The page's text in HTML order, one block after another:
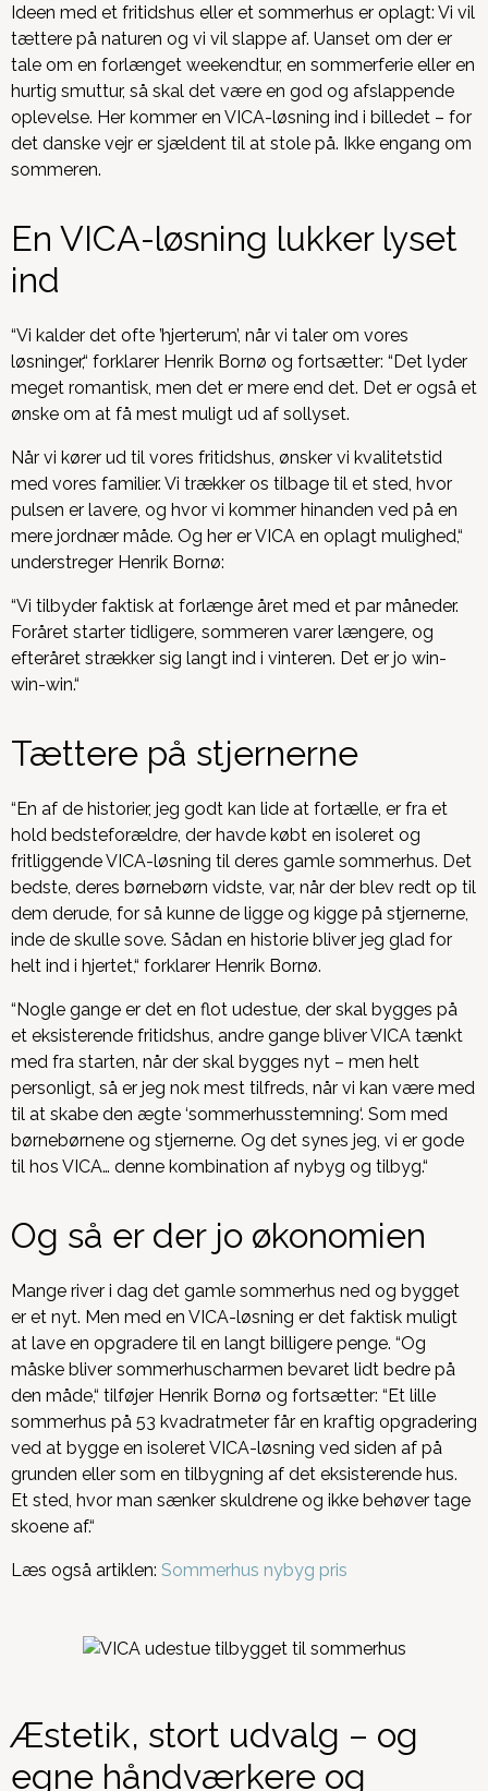
Ideen med et fritidshus eller et sommerhus er oplagt: Vi vil
tættere på naturen og vi vil slappe af. Uanset om der er
tale om en forlænget weekendtur, en sommerferie eller en
hurtig smuttur, så skal det være en god og afslappende
oplevelse. Her kommer en VICA-løsning ind i billedet – for
det danske vejr er sjældent til at stole på. Ikke engang om
sommeren.
En VICA-løsning lukker lyset
ind
“Vi kalder det ofte ’hjerterum’, når vi taler om vores
løsninger,“ forklarer Henrik Bornø og fortsætter: “Det lyder
meget romantisk, men det er mere end det. Det er også et
ønske om at få mest muligt ud af sollyset.
Når vi kører ud til vores fritidshus, ønsker vi kvalitetstid
med vores familier. Vi trækker os tilbage til et sted, hvor
pulsen er lavere, og hvor vi kommer hinanden ved på en
mere jordnær måde. Og her er VICA en oplagt mulighed,“
understreger Henrik Bornø:
“Vi tilbyder faktisk at forlænge året med et par måneder.
Foråret starter tidligere, sommeren varer længere, og
efteråret strækker sig langt ind i vinteren. Det er jo win-
win-win.“
Tættere på stjernerne
“En af de historier, jeg godt kan lide at fortælle, er fra et
hold bedsteforældre, der havde købt en isoleret og
fritliggende VICA-løsning til deres gamle sommerhus. Det
bedste, deres børnebørn vidste, var, når der blev redt op til
dem derude, for så kunne de ligge og kigge på stjernerne,
inde de skulle sove. Sådan en historie bliver jeg glad for
helt ind i hjertet,“ forklarer Henrik Bornø.
“Nogle gange er det en flot udestue, der skal bygges på
et eksisterende fritidshus, andre gange bliver VICA tænkt
med fra starten, når der skal bygges nyt – men helt
personligt, så er jeg nok mest tilfreds, når vi kan være med
til at skabe den ægte ‘sommerhusstemning‘. Som med
børnebørnene og stjernerne. Og det synes jeg, vi er gode
til hos VICA… denne kombination af nybyg og tilbyg.“
Og så er der jo økonomien
Mange river i dag det gamle sommerhus ned og bygget
er et nyt. Men med en VICA-løsning er det faktisk muligt
at lave en opgradere til en langt billigere penge. “Og
måske bliver sommerhuscharmen bevaret lidt bedre på
den måde,“ tilføjer Henrik Bornø og fortsætter: “Et lille
sommerhus på 53 kvadratmeter får en kraftig opgradering
ved at bygge en isoleret VICA-løsning ved siden af på
grunden eller som en tilbygning af det eksisterende hus.
Et sted, hvor man sænker skuldrene og ikke behøver tage
skoene af.“
Læs også artiklen: Sommerhus nybyg pris
Æstetik, stort udvalg – og
egne håndværkere og